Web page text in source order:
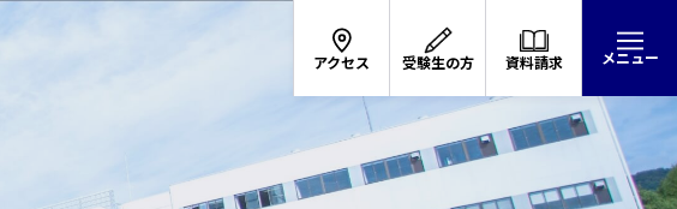
アクセス 受験生の方 資料請求 メニュー